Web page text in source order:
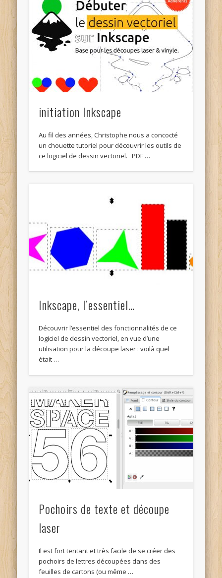
initiation Inkscape
Au fil des années, Christophe nous a concocté
un chouette tutoriel pour découvrir les outils de
ce logiciel de dessin vectoriel. PDF …
Inkscape, l’essentiel…
Découvrir l’essentiel des fonctionnalités de ce
logiciel de dessin vectoriel, en vue d’une
utilisation pour la découpe laser : voilà quel
était …
Pochoirs de texte et découpe
laser
Il est fort tentant et très facile de se créer des
pochoirs de lettres découpées dans des
feuilles de cartons (ou même …